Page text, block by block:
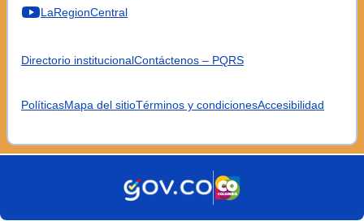
LaRegionCentral
Directorio institucionalContáctenos – PQRS
PolíticasMapa del sitioTérminos y condicionesAccesibilidad